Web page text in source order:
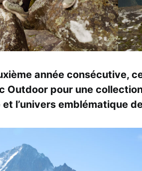
année consécutive,
Outdoor pour une
et l’univers emblématique